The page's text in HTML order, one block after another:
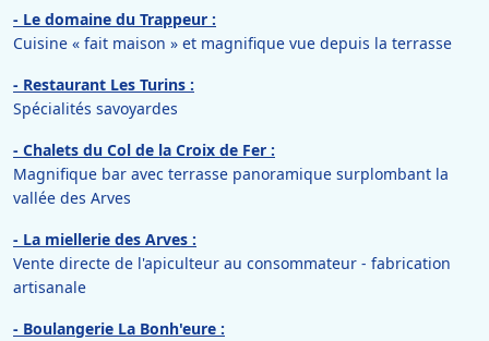
- Le domaine du Trappeur :
Cuisine « fait maison » et magnifique vue depuis la terrasse
- Restaurant Les Turins :
Spécialités savoyardes
- Chalets du Col de la Croix de Fer :
Magnifique bar avec terrasse panoramique surplombant la
vallée des Arves
- La miellerie des Arves :
Vente directe de l'apiculteur au consommateur - fabrication
artisanale
- Boulangerie La Bonh'eure :